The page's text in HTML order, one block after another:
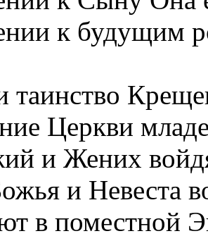
к будущим
таинство
Церкви
и Жених
и Невеста
в поместной